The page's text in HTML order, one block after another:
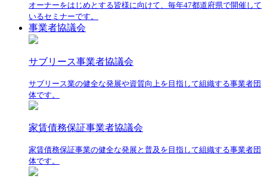
オーナーをはじめとする皆様に向けて、毎年47都道府県で開催して
いるセミナーです。
事業者協議会
サブリース事業者協議会
サブリース業の健全な発展や資質向上を目指して組織する事業者団
体です。
家賃債務保証事業者協議会
家賃債務保証事業の健全な発展と普及を目指して組織する事業者団
体です。